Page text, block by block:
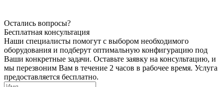
Остались вопросы?
Бесплатная консультация
Наши специалисты помогут с выбором необходимого
оборудования и подберут оптимальную конфигурацию под
Ваши конкретные задачи. Оставьте заявку на консультацию, и
мы перезвоним Вам в течение 2 часов в рабочее время. Услуга
предоставляется бесплатно.